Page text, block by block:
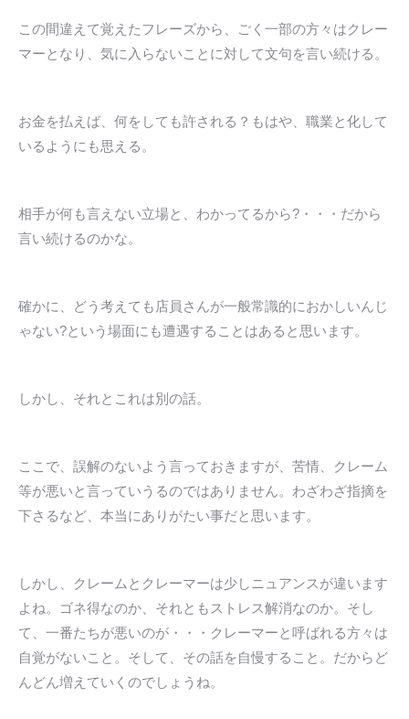
この間違えて覚えたフレーズから、ごく一部の方々はクレー
マーとなり、気に入らないことに対して文句を言い続ける。
お金を払えば、何をしても許される？もはや、職業と化して
いるようにも思える。
相手が何も言えない立場と、わかってるから?・・・だから
言い続けるのかな。
確かに、どう考えても店員さんが一般常識的におかしいんじ
ゃない?という場面にも遭遇することはあると思います。
しかし、それとこれは別の話。
ここで、誤解のないよう言っておきますが、苦情、クレーム
等が悪いと言っていうるのではありません。わざわざ指摘を
下さるなど、本当にありがたい事だと思います。
しかし、クレームとクレーマーは少しニュアンスが違います
よね。ゴネ得なのか、それともストレス解消なのか。そし
て、一番たちが悪いのが・・・クレーマーと呼ばれる方々は
自覚がないこと。そして、その話を自慢すること。だからど
んどん増えていくのでしょうね。